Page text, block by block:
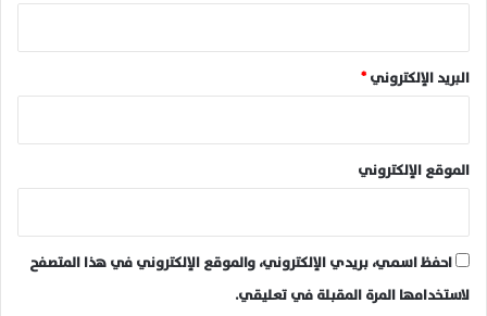
البريد الإلكتروني*
الموقع الإلكتروني
احفظ اسمي، بريدي الإلكتروني، والموقع الإلكتروني في هذا المتصفح
لاستخدامها المرة المقبلة في تعليقي.